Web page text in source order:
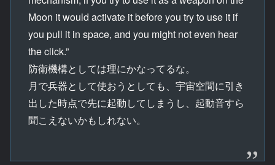
Moon it would activate it before you try to use it if
you pull it in space, and you might not even hear
the click.”
防衛機構としては理にかなってるな。
月で兵器として使おうとしても、宇宙空間に引き
出した時点で先に起動してしまうし、起動音すら
聞こえないかもしれない。